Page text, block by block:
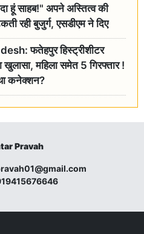
हूं साहब!" अपने अस्तित्व की
रही बुजुर्ग, एसडीएम ने दिए
फतेहपुर हिस्ट्रीशीटर
खुलासा, महिला समेत 5 गिरफ्तार !
कनेक्शन?
Pravah